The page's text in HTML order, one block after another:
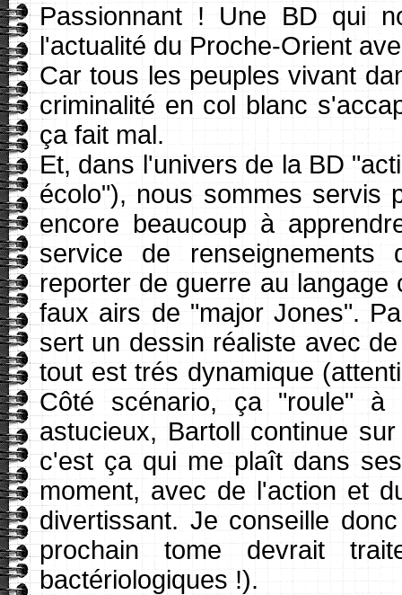
Passionnant ! Une BD qui
l'actualité du Proche-Orient
Car tous les peuples vivant
criminalité en col blanc
ça fait mal.
Et, dans l'univers de la BD
écolo"), nous sommes servis
encore beaucoup à
service de renseignements
reporter de guerre au langage
faux airs de "major Jones".
sert un dessin réaliste avec
tout est trés dynamique
Côté scénario, ça "roule" à
astucieux, Bartoll continue
c'est ça qui me plaît dans
moment, avec de l'action et
divertissant. Je conseille
prochain tome devrait
bactériologiques !).